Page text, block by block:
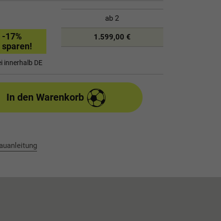
-17%
sparen!
innerhalb DE
ab 2
1.599,00 €
In den Warenkorb